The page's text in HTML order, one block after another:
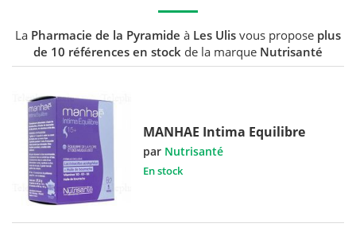
La Pharmacie de la Pyramide à Les Ulis vous propose plus
de 10 références en stock de la marque Nutrisanté
MANHAE Intima Equilibre
par Nutrisanté
En stock